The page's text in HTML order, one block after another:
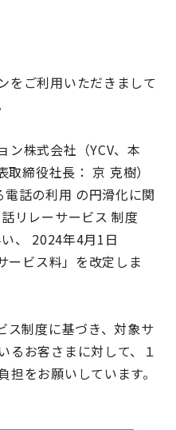
をご利用いただきまして
ン株式会社（YCV、本
締役社長： 京 克樹）
電話の利用 の円滑化に関
リレーサービス 制度
、 2024年4月1日
ービス料」を改定しま
ス制度に基づき、対象サ
るお客さまに対して、１
をお願いしています。